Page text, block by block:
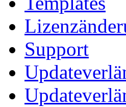
Support